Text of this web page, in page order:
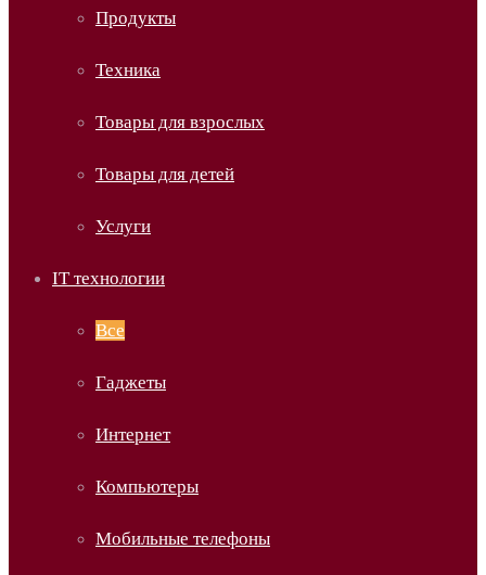
Продукты
Техника
Товары для взрослых
Товары для детей
Услуги
IT технологии
Все
Гаджеты
Интернет
Компьютеры
Мобильные телефоны